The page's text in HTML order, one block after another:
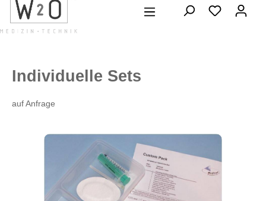
springen
Individuelle Sets
auf Anfrage
Bildergalerie überspringen